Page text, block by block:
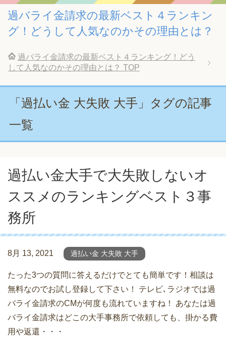
過バライ金請求の最新ベスト４ランキン
グ！どうして人気なのかその理由とは？
過バライ金請求の最新ベスト４ランキング！どう
して人気なのかその理由とは？ TOP
「過払い金 大失敗 大手」タグの記事
一覧
過払い金大手で大失敗しないオ
ススメのランキングベスト３事
務所
8月 13, 2021 過払い金 大失敗 大手
たった3つの質問に答えるだけでとても簡単です！相談は
無料なのでお試し登録して下さい！ テレビ､ラジオでは過
バライ金請求のCMが何度も流れていますね！ あなたは過
バライ金請求はどこの大手事務所で依頼しても、掛かる費
用や返還・・・